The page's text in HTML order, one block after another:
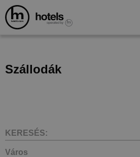
Szállodák
KERESÉS:
Város